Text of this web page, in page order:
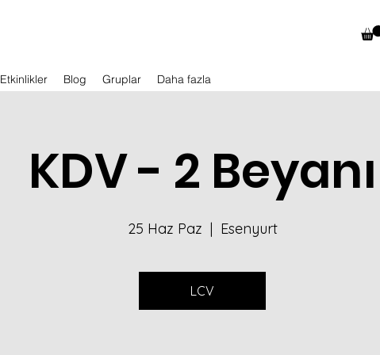
Etkinlikler Blog Gruplar Daha fazla
KDV - 2 Beyanı
25 Haz Paz
  |
Esenyurt
LCV